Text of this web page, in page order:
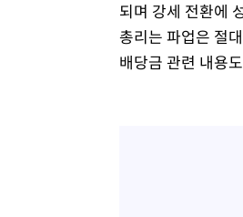
되며 강세 전환에
총리는 파업은 절
배당금 관련 내용